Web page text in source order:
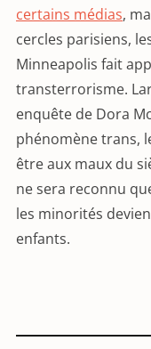
certains médias,
cercles parisiens,
Minneapolis fait
transterrorisme.
enquête de Dora
phénomène trans,
être aux maux du
ne sera reconnu
les minorités
enfants.